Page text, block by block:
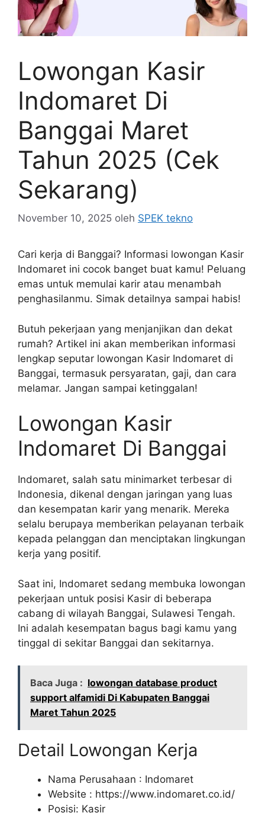
Lowongan Kasir
Indomaret Di
Banggai Maret
Tahun 2025 (Cek
Sekarang)
November 10, 2025 oleh SPEK tekno
Cari kerja di Banggai? Informasi lowongan Kasir
Indomaret ini cocok banget buat kamu! Peluang
emas untuk memulai karir atau menambah
penghasilanmu. Simak detailnya sampai habis!
Butuh pekerjaan yang menjanjikan dan dekat
rumah? Artikel ini akan memberikan informasi
lengkap seputar lowongan Kasir Indomaret di
Banggai, termasuk persyaratan, gaji, dan cara
melamar. Jangan sampai ketinggalan!
Lowongan Kasir
Indomaret Di Banggai
Indomaret, salah satu minimarket terbesar di
Indonesia, dikenal dengan jaringan yang luas
dan kesempatan karir yang menarik. Mereka
selalu berupaya memberikan pelayanan terbaik
kepada pelanggan dan menciptakan lingkungan
kerja yang positif.
Saat ini, Indomaret sedang membuka lowongan
pekerjaan untuk posisi Kasir di beberapa
cabang di wilayah Banggai, Sulawesi Tengah.
Ini adalah kesempatan bagus bagi kamu yang
tinggal di sekitar Banggai dan sekitarnya.
Baca Juga : lowongan database product
support alfamidi Di Kabupaten Banggai
Maret Tahun 2025
Detail Lowongan Kerja
Nama Perusahaan : Indomaret
Website : https://www.indomaret.co.id/
Posisi: Kasir